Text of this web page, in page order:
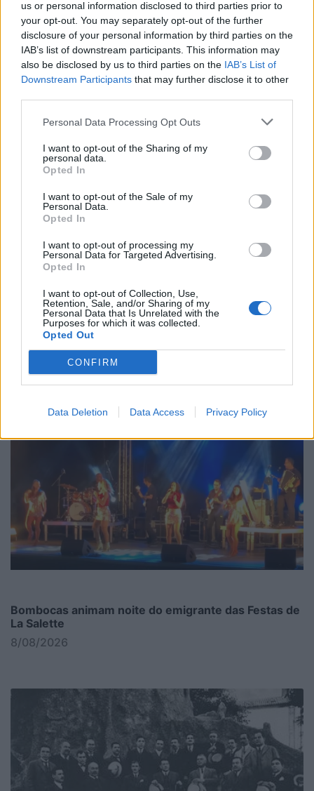
us or personal information disclosed to third parties prior to
your opt-out. You may separately opt-out of the further
disclosure of your personal information by third parties on the
IAB’s list of downstream participants. This information may
also be disclosed by us to third parties on the IAB’s List of
Downstream Participants that may further disclose it to other
Personal Data Processing Opt Outs
I want to opt-out of the Sharing of my
personal data.
Opted In
I want to opt-out of the Sale of my
Personal Data.
Opted In
I want to opt-out of processing my
Personal Data for Targeted Advertising.
Opted In
I want to opt-out of Collection, Use,
Retention, Sale, and/or Sharing of my
Personal Data that Is Unrelated with the
Purposes for which it was collected.
Opted Out
CONFIRM
Data Deletion Data Access Privacy Policy
8/08/2026
Oliveirense arranca na Liga 3 com um empate
caseiro
8/08/2026
Bombocas animam noite do emigrante das Festas de
La Salette
8/08/2026